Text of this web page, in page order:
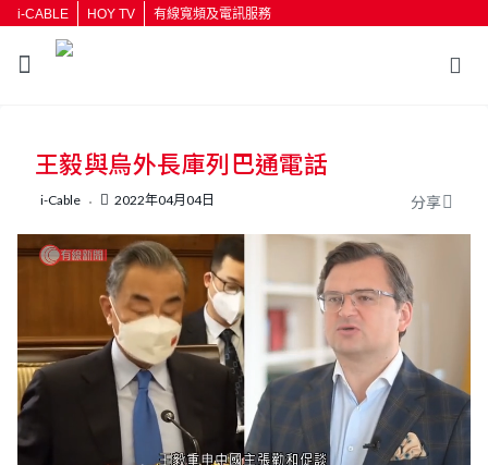
i-CABLE HOY TV 有線寬頻及電訊服務
按輸入鍵開始搜尋
王毅與烏外長庫列巴通電話
i-Cable 2022年04月04日 分享